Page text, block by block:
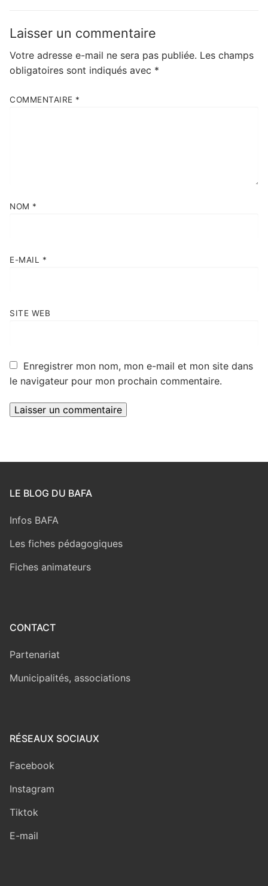
Laisser un commentaire
Votre adresse e-mail ne sera pas publiée. Les champs
obligatoires sont indiqués avec *
COMMENTAIRE *
NOM *
E-MAIL *
SITE WEB
Enregistrer mon nom, mon e-mail et mon site dans
le navigateur pour mon prochain commentaire.
LE BLOG DU BAFA
Infos BAFA
Les fiches pédagogiques
Fiches animateurs
CONTACT
Partenariat
Municipalités, associations
RÉSEAUX SOCIAUX
Facebook
Instagram
Tiktok
E-mail